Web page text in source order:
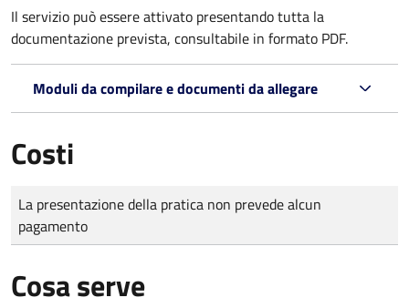
Il servizio può essere attivato presentando tutta la
documentazione prevista, consultabile in formato PDF.
Moduli da compilare e documenti da allegare
Costi
Tipo di pagamento
Importo
La presentazione della pratica non prevede alcun
pagamento
Cosa serve